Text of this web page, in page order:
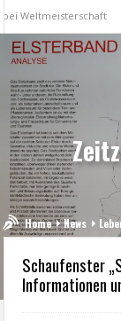
Aus
Home News
Schaufenster
Informationen